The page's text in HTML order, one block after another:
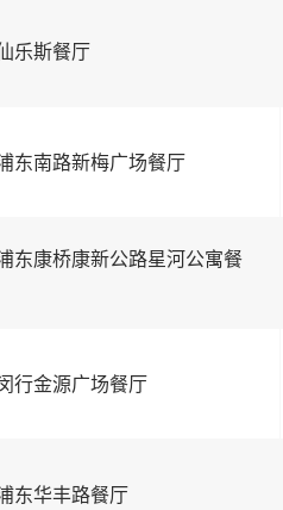
乐斯餐厅
东南路新梅广场餐厅
东康桥康新公路星河公寓餐
行金源广场餐厅
东华丰路餐厅